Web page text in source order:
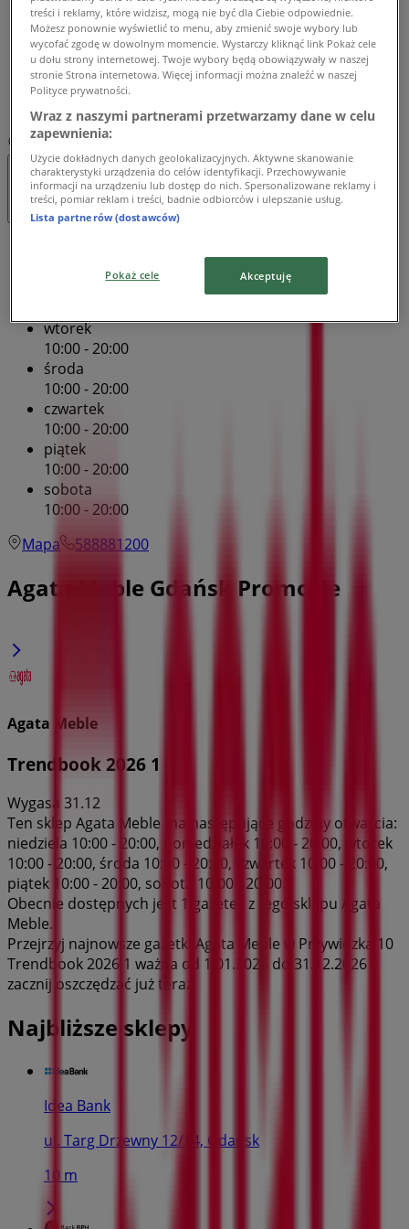
czwartek
10:00 - 20:00
piątek
10:00 - 20:00
sobota
10:00 - 20:00
Mapa
588881200
Otwarte Do 20:00
10:00 - 20:00
wtorek
10:00 - 20:00
środa
10:00 - 20:00
czwartek
10:00 - 20:00
piątek
10:00 - 20:00
sobota
10:00 - 20:00
Mapa
588881200
Agata Meble Gdańsk Promocje
Agata Meble
Trendbook 2026 1
Wygasa 31.12
Ten sklep Agata Meble ma następujące godziny otwarcia:
niedziela 10:00 - 20:00, poniedziałek 10:00 - 20:00, wtorek
10:00 - 20:00, środa 10:00 - 20:00, czwartek 10:00 - 20:00,
piątek 10:00 - 20:00, sobota 10:00 - 20:00.
Obecnie dostępnych jest 1 gazetek z tego sklepu Agata
Meble.
Przejrzyj najnowsze gazetki Agata Meble w Przywidzka 10
Trendbook 2026 1 ważna od 1.01.2026 do 31.12.2026 i
zacznij oszczędzać już teraz!
Najbliższe sklepy
Idea Bank
ul. Targ Drzewny 12/14, Gdańsk
10 m
treści i reklamy, które widzisz, mogą nie być dla Ciebie odpowiednie.
Możesz ponownie wyświetlić to menu, aby zmienić swoje wybory lub
wycofać zgodę w dowolnym momencie. Wystarczy kliknąć link Pokaż cele
u dołu strony internetowej. Twoje wybory będą obowiązywały w naszej
stronie Strona internetowa. Więcej informacji można znaleźć w naszej
Polityce prywatności.
Wraz z naszymi partnerami przetwarzamy dane w celu
zapewnienia:
Użycie dokładnych danych geolokalizacyjnych. Aktywne skanowanie
charakterystyki urządzenia do celów identyfikacji. Przechowywanie
informacji na urządzeniu lub dostęp do nich. Spersonalizowane reklamy i
treści, pomiar reklam i treści, badnie odbiorców i ulepszanie usług.
Lista partnerów (dostawców)
Pokaż cele Akceptuję